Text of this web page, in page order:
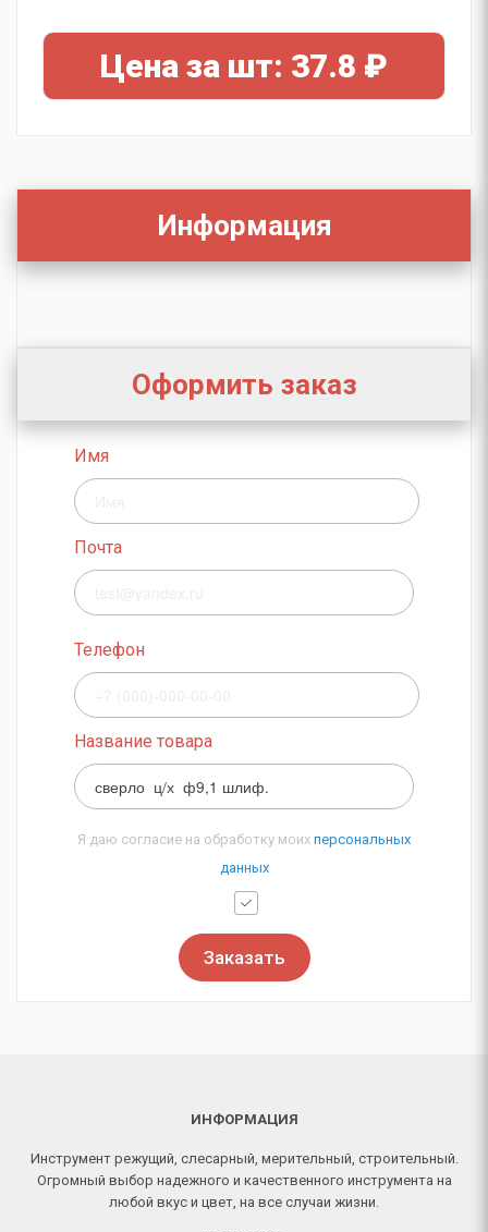
Цена за шт: 37.8 ₽
Информация
Оформить заказ
Имя
Почта
Телефон
Название товара
Я даю согласие на обработку моих персональных
данных
Заказать
ИНФОРМАЦИЯ
Инструмент режущий, слесарный, мерительный, строительный.
Огромный выбор надежного и качественного инструмента на
любой вкус и цвет, на все случаи жизни.